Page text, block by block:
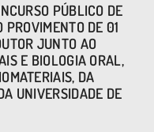
PÚBLICO DE
PROVIMENTO DE 01
JUNTO AO
E BIOLOGIA ORAL,
DA
UNIVERSIDADE DE